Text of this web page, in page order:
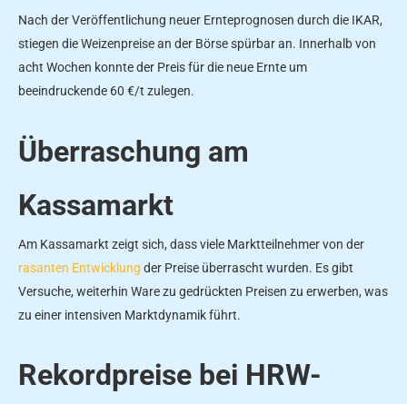
Nach der Veröffentlichung neuer Ernteprognosen durch die IKAR,
stiegen die Weizenpreise an der Börse spürbar an. Innerhalb von
acht Wochen konnte der Preis für die neue Ernte um
beeindruckende 60 €/t zulegen.
Überraschung am
Kassamarkt
Am Kassamarkt zeigt sich, dass viele Marktteilnehmer von der
rasanten Entwicklung der Preise überrascht wurden. Es gibt
Versuche, weiterhin Ware zu gedrückten Preisen zu erwerben, was
zu einer intensiven Marktdynamik führt.
Rekordpreise bei HRW-